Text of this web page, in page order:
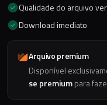
Qualidade do arquivo
Download imediato
Arquivo premium
Disponível
se premiumpara